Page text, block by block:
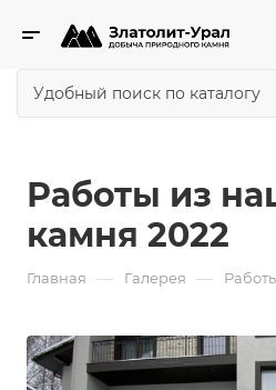
Работы из
камня 2022
Главная — Галерея —